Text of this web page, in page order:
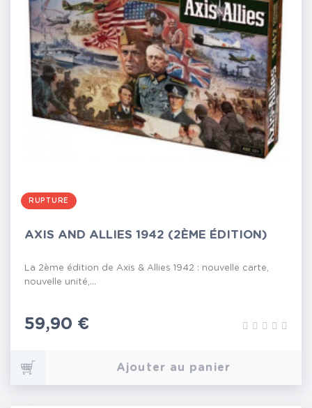
RUPTURE
AXIS AND ALLIES 1942 (2ÈME ÉDITION)
La 2ème édition de Axis & Allies 1942 : nouvelle carte,
nouvelle unité,...
Prix
59,90 €
Ajouter au panier